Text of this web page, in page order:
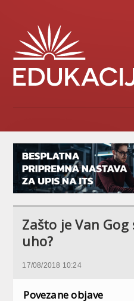
Zašto je Van
uho?
17/08/2018 10:24
Povezane objave